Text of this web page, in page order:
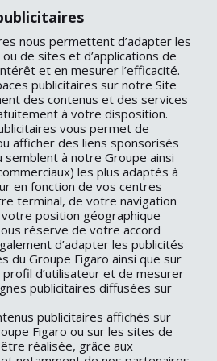
nous permettent d’adapter les
de sites et d’applications de
et en mesurer l’efficacité.
publicitaires sur notre Site
des contenus et des services
à votre disposition.
vous permet de
afficher des liens sponsorisés
semblent à notre Groupe ainsi
les plus adaptés à
en fonction de vos centres
terminal, de votre navigation
position géographique
réserve de votre accord
d’adapter les publicités
du Groupe Figaro ainsi que sur
d’utilisateur et de mesurer
publicitaires diffusées sur
publicitaires affichés sur
Figaro ou sur les sites de
réalisée, grâce aux